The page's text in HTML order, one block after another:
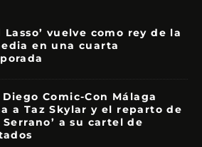
Lasso’ vuelve como rey de la
en una cuarta
Diego Comic-Con Málaga
a Taz Skylar y el reparto de
Serrano’ a su cartel de